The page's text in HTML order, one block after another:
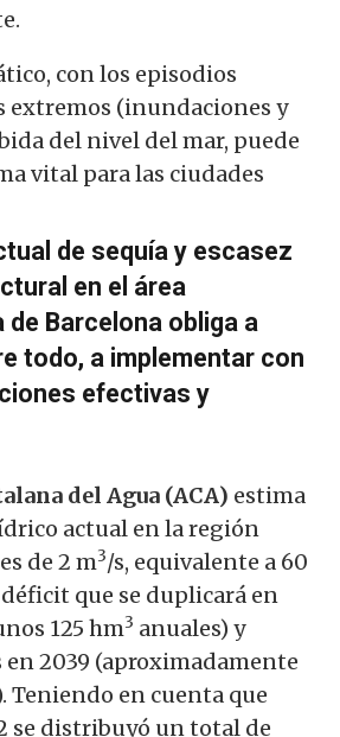
con los episodios
extremos (inundaciones y
del nivel del mar, puede
vital para las ciudades
de sequía y escasez
en el área
Barcelona obliga a
todo, a implementar con
efectivas y
del Agua (ACA) estima
actual en la región
de 2 m3/s, equivalente a 60
que se duplicará en
125 hm3 anuales) y
en 2039 (aproximadamente
Teniendo en cuenta que
se distribuyó un total de